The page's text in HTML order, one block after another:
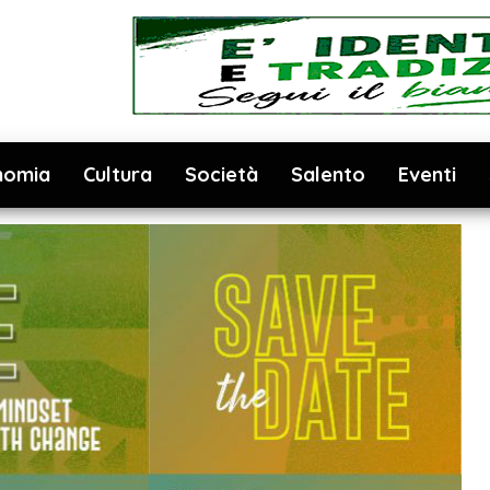
Cultura Società Salento Eventi